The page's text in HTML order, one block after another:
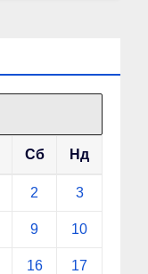
Сб Нд
2 3
9 10
16 17